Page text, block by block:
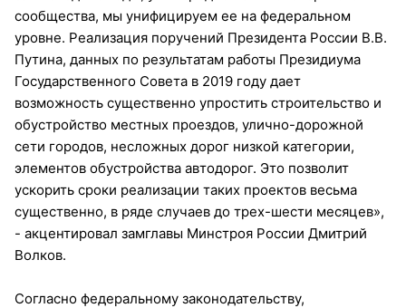
сообщества, мы унифицируем ее на федеральном
уровне. Реализация поручений Президента России В.В.
Путина, данных по результатам работы Президиума
Государственного Совета в 2019 году дает
возможность существенно упростить строительство и
обустройство местных проездов, улично-дорожной
сети городов, несложных дорог низкой категории,
элементов обустройства автодорог. Это позволит
ускорить сроки реализации таких проектов весьма
существенно, в ряде случаев до трех-шести месяцев»,
- акцентировал замглавы Минстроя России Дмитрий
Волков.
Согласно федеральному законодательству,